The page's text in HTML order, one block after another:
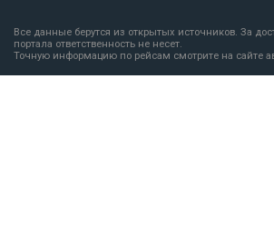
Все данные берутся из открытых источников. За
портала ответственность не несет.
Точную информацию по рейсам смотрите на сайте